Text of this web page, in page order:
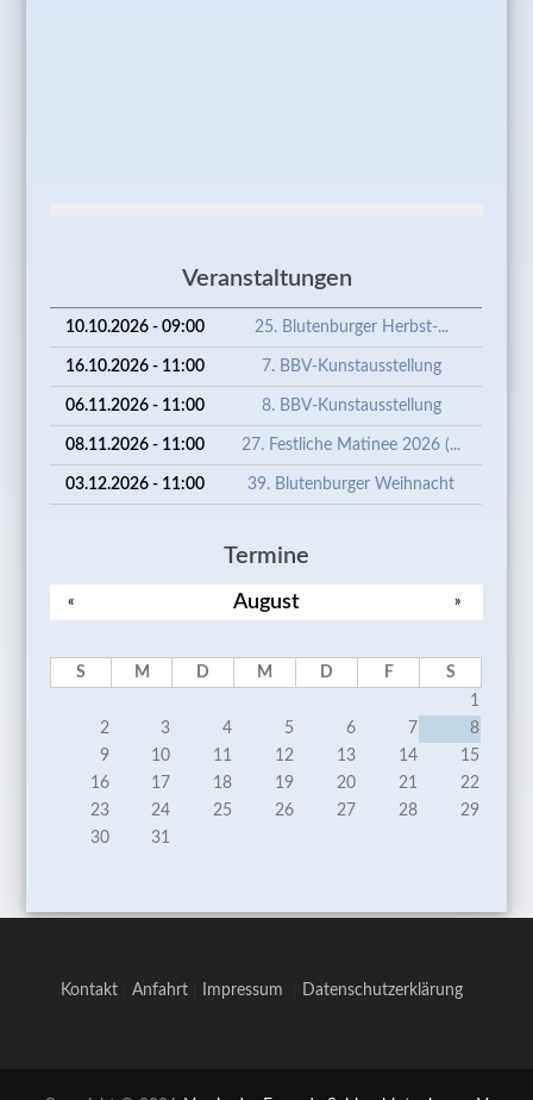
Veranstaltungen
10.10.2026 - 09:00 25. Blutenburger Herbst-...
16.10.2026 - 11:00 7. BBV-Kunstausstellung
06.11.2026 - 11:00 8. BBV-Kunstausstellung
08.11.2026 - 11:00 27. Festliche Matinee 2026 (...
03.12.2026 - 11:00 39. Blutenburger Weihnacht
Termine
August
« »
S M D M D F
S
1
2
3 4 5 6 7
8
9
10 11 12 13 14
15
16
17 18 19 20 21
22
23
24 25 26 27 28
29
30
31
Kontakt Anfahrt Impressum Datenschutzerklärung